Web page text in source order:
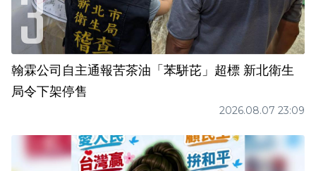
翰霖公司自主通報苦茶油「苯駢芘」超標 新北衛生
局令下架停售
2026.08.07 23:09